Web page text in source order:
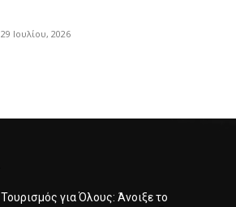
29 Ιουλίου, 2026
Τουρισμός για Όλους: Άνοιξε το